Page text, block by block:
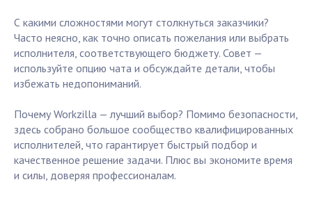
С какими сложностями могут столкнуться заказчики?
Часто неясно, как точно описать пожелания или выбрать
исполнителя, соответствующего бюджету. Совет —
используйте опцию чата и обсуждайте детали, чтобы
избежать недопониманий.
Почему Workzilla — лучший выбор? Помимо безопасности,
здесь собрано большое сообщество квалифицированных
исполнителей, что гарантирует быстрый подбор и
качественное решение задачи. Плюс вы экономите время
и силы, доверяя профессионалам.